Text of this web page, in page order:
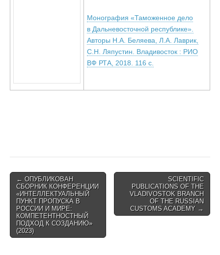
Монография «Таможенное дело
в Дальневосточной республике».
Авторы Н.А. Беляева, Л.А. Лаврик,
С.Н. Ляпустин. Владивосток : РИО
ВФ РТА, 2018. 116 с.
Post
navigation
← ОПУБЛИКОВАН
СБОРНИК КОНФЕРЕНЦИИ
«ИНТЕЛЛЕКТУАЛЬНЫЙ
ПУНКТ ПРОПУСКА В
РОССИИ И МИРЕ:
КОМПЕТЕНТНОСТНЫЙ
ПОДХОД К СОЗДАНИЮ»
(2023)
SCIENTIFIC
PUBLICATIONS OF THE
VLADIVOSTOK BRANCH
OF THE RUSSIAN
CUSTOMS ACADEMY →